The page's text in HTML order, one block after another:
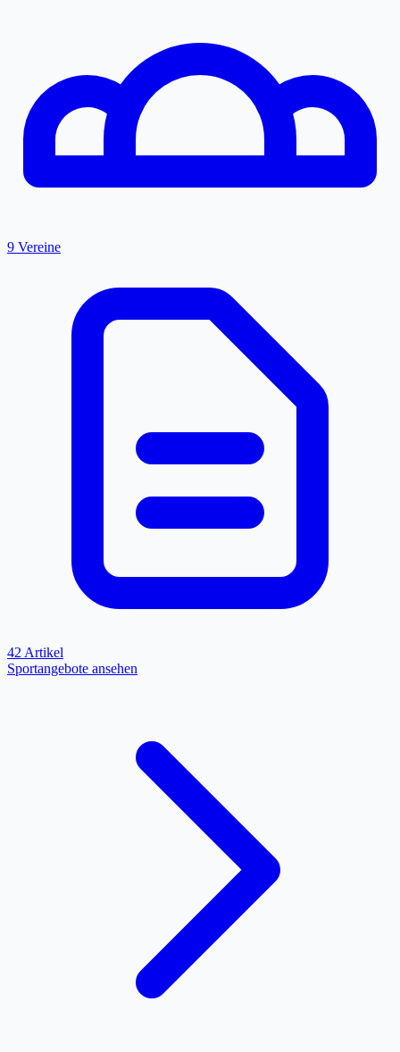
9 Vereine
42 Artikel
Sportangebote ansehen